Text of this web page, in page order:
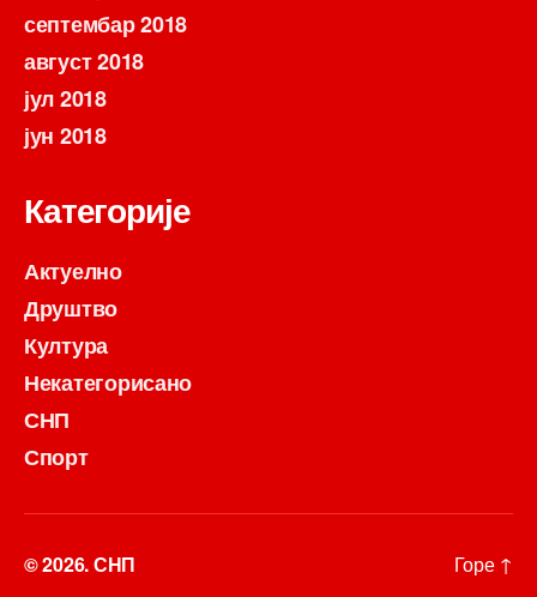
септембар 2018
август 2018
јул 2018
јун 2018
Категорије
Актуелно
Друштво
Култура
Некатегорисано
СНП
Спорт
© 2026.СНП Горе ↑